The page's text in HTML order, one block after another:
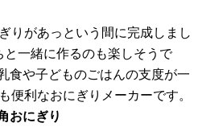
りがあっという間に完成しまし
一緒に作るのも楽しそうで
食や子どものごはんの支度が一
便利なおにぎりメーカーです。
おにぎり